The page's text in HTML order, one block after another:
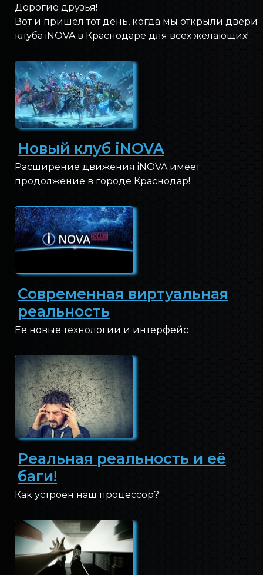
Дорогие друзья!
Вот и пришёл тот день, когда мы открыли двери
клуба iNOVA в Краснодаре для всех желающих!
Новый клуб iNOVA
Расширение движения iNOVA имеет
продолжение в городе Краснодар!
Современная виртуальная
реальность
Её новые технологии и интерфейс
Реальная реальность и её
баги!
Как устроен наш процессор?